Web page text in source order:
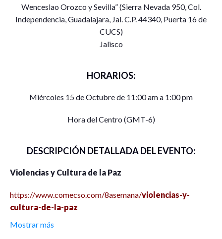
Wenceslao Orozco y Sevilla” (Sierra Nevada 950, Col.
Independencia, Guadalajara, Jal. C.P. 44340, Puerta 16 de
CUCS)
Jalisco
HORARIOS:
Miércoles 15 de Octubre de 11:00 am a 1:00 pm
Hora del Centro (GMT-6)
DESCRIPCIÓN DETALLADA DEL EVENTO:
Violencias y Cultura de la Paz
https://www.comecso.com/8asemana/violencias-y-
cultura-de-la-paz
Está ampliamente documentado el problema de las
Mostrar más